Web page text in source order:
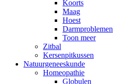
Koorts
Maag
Hoest
Darmproblemen
Toon meer
Zitbal
Kersenpitkussen
Natuurgeneeskunde
Homeopathie
Globulen